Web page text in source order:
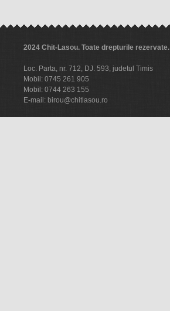
2024 Chit-Lasou. Toate drepturile rezervate.
Loc. Parta, nr. 712, DJ. 593, judetul Timis
Mobil: 0745 261 905
Mobil: 0744 263 155
E-mail: birou@chitlasou.ro